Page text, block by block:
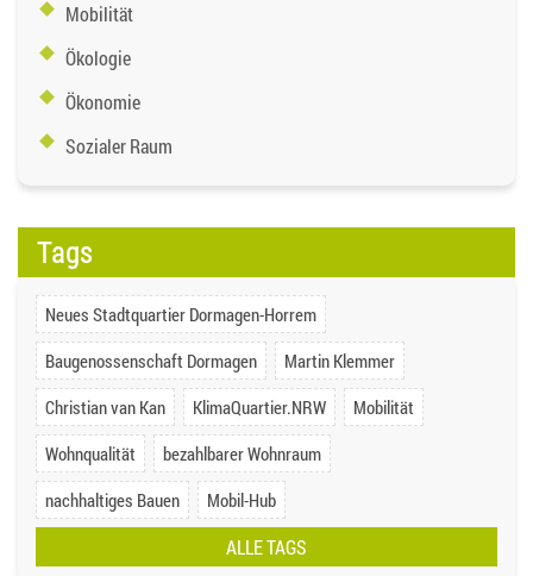
Mobilität
Ökologie
Ökonomie
Sozialer Raum
Tags
Neues Stadtquartier Dormagen-Horrem
Baugenossenschaft Dormagen
Martin Klemmer
Christian van Kan
KlimaQuartier.NRW
Mobilität
Wohnqualität
bezahlbarer Wohnraum
nachhaltiges Bauen
Mobil-Hub
ALLE TAGS